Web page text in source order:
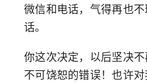
微信和电话，气得再也
话。
你这次决定，以后坚决
不可饶恕的错误！也许